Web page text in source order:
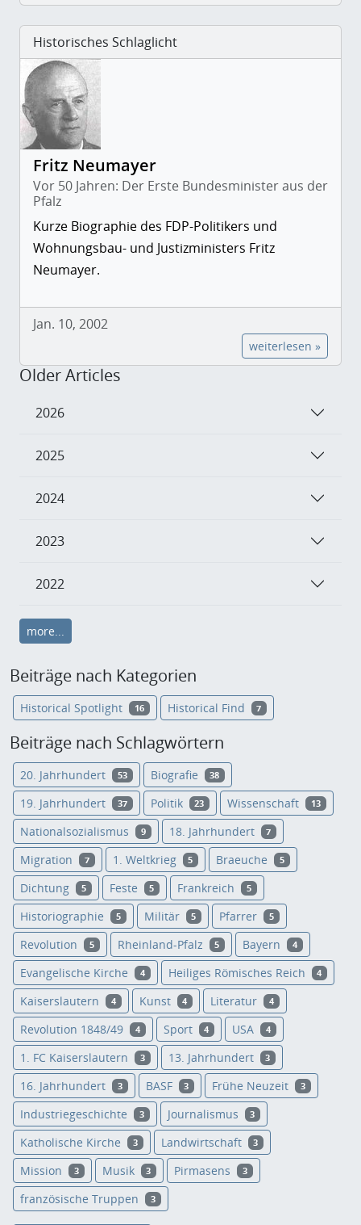
Historisches Schlaglicht
Fritz Neumayer
Vor 50 Jahren: Der Erste Bundesminister aus der
Pfalz
Kurze Biographie des FDP-Politikers und
Wohnungsbau- und Justizministers Fritz
Neumayer.
Jan. 10, 2002
weiterlesen »
Older Articles
2026
2025
2024
2023
2022
more...
Beiträge nach Kategorien
Historical Spotlight 16 Historical Find 7
Beiträge nach Schlagwörtern
20. Jahrhundert 53 Biografie 38
19. Jahrhundert 37 Politik 23 Wissenschaft 13
Nationalsozialismus 9 18. Jahrhundert 7
Migration 7 1. Weltkrieg 5 Braeuche 5
Dichtung 5 Feste 5 Frankreich 5
Historiographie 5 Militär 5 Pfarrer 5
Revolution 5 Rheinland-Pfalz 5 Bayern 4
Evangelische Kirche 4 Heiliges Römisches Reich 4
Kaiserslautern 4 Kunst 4 Literatur 4
Revolution 1848/49 4 Sport 4 USA 4
1. FC Kaiserslautern 3 13. Jahrhundert 3
16. Jahrhundert 3 BASF 3 Frühe Neuzeit 3
Industriegeschichte 3 Journalismus 3
Katholische Kirche 3 Landwirtschaft 3
Mission 3 Musik 3 Pirmasens 3
französische Truppen 3